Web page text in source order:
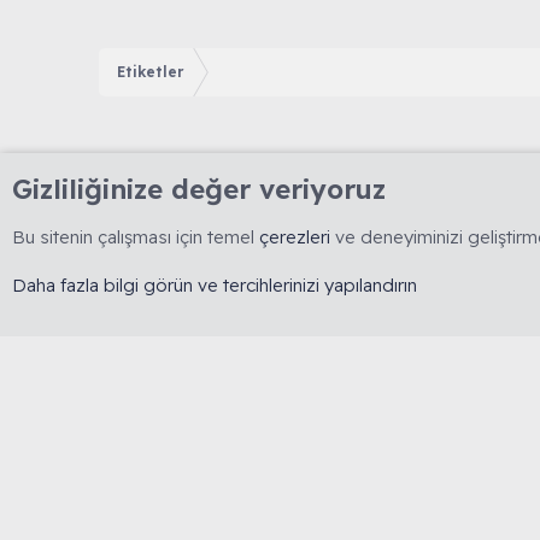
Etiketler
🇹🇷 Muhabbetkuslari.org, 2008 yılında kurulmuş,
Gizliliğinize değer veriyoruz
Bu sitenin çalışması için temel çerezleri ve deneyiminizi
Daha fazla bilgi görün ve tercihlerinizi yapılandırın